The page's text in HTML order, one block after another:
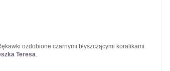
ozdobione czarnymi błyszczącymi koralikami.
Teresa